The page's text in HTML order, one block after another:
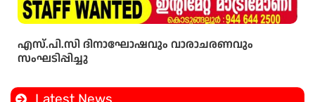
എസ്.പി.സി ദിനാഘോഷവും വാരാചരണവും
സംഘടിപ്പിച്ചു
Latest News